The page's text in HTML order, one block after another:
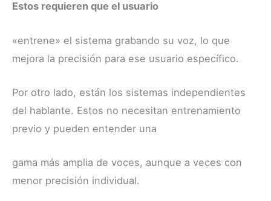
Estos requieren que el usuario
«entrene» el sistema grabando su voz, lo que
mejora la precisión para ese usuario específico.
Por otro lado, están los sistemas independientes
del hablante. Estos no necesitan entrenamiento
previo y pueden entender una
gama más amplia de voces, aunque a veces con
menor precisión individual.